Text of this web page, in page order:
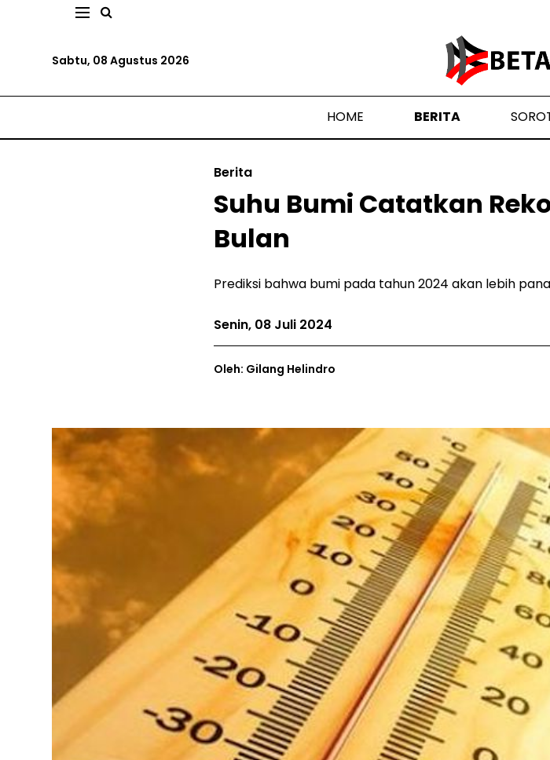
Sabtu, 08 Agustus 2026
HOME BERITA
Berita
Suhu Bumi Catatkan
Bulan
Prediksi bahwa bumi pada tahun 2024 akan lebih
Senin, 08 Juli 2024
Oleh: Gilang Helindro